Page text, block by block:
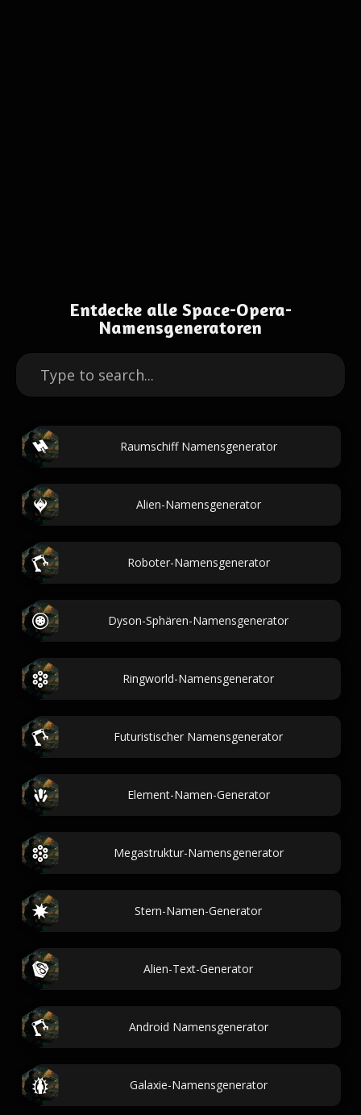
Entdecke alle Space-Opera-
Namensgeneratoren
Raumschiff Namensgenerator
Alien-Namensgenerator
Roboter-Namensgenerator
Dyson-Sphären-Namensgenerator
Ringworld-Namensgenerator
Futuristischer Namensgenerator
Element-Namen-Generator
Megastruktur-Namensgenerator
Stern-Namen-Generator
Alien-Text-Generator
Android Namensgenerator
Galaxie-Namensgenerator